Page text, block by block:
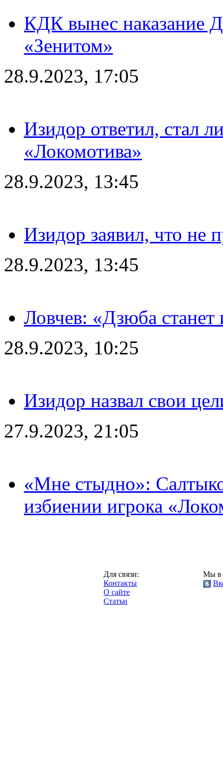
КДК вынес наказание
«Зенитом»
28.9.2023, 17:05
Изидор ответил, стал
«Локомотива»
28.9.2023, 13:45
Изидор заявил, что не
28.9.2023, 13:45
Ловчев: «Дзюба станет
28.9.2023, 10:25
Изидор назвал свои
27.9.2023, 21:05
«Мне стыдно»:
избиении игрока
Для связи:
Контакты
О сайте
Статьи
Мы в